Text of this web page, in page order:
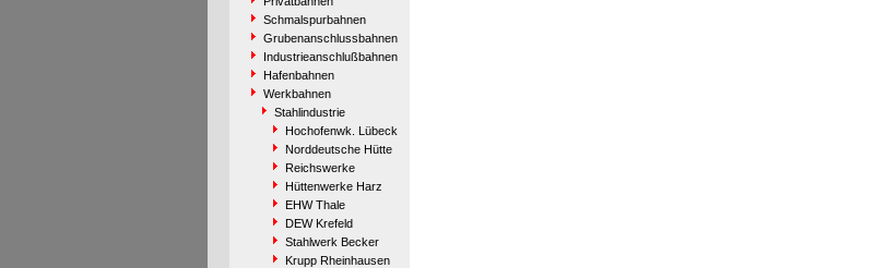
Schmalspurbahnen
Grubenanschlussbahnen
Industrieanschlußbahnen
Hafenbahnen
Werkbahnen
Stahlindustrie
Hochofenwk. Lübeck
Norddeutsche Hütte
Reichswerke
Hüttenwerke Harz
EHW Thale
DEW Krefeld
Stahlwerk Becker
Krupp Rheinhausen